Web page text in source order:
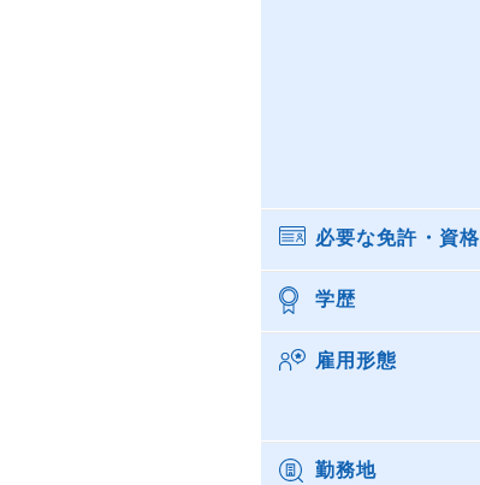
必要な免許・資格
学歴
雇用形態
勤務地